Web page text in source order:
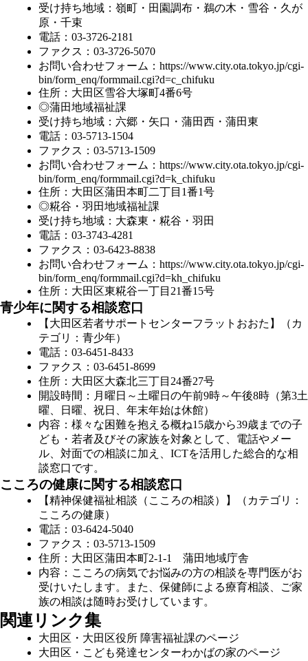
受け持ち地域：嶺町・田園調布・鵜の木・雪谷・久が
原・千束
電話：03-3726-2181
ファクス：03-3726-5070
お問い合わせフォーム： https://www.city.ota.tokyo.jp/cgi-
bin/form_enq/formmail.cgi?d=c_chifuku
住所：大田区雪谷大塚町4番6号
◎蒲田地域福祉課
受け持ち地域：六郷・矢口・蒲田西・蒲田東
電話：03-5713-1504
ファクス：03-5713-1509
お問い合わせフォーム： https://www.city.ota.tokyo.jp/cgi-
bin/form_enq/formmail.cgi?d=k_chifuku
住所：大田区蒲田本町二丁目1番1号
◎糀谷・羽田地域福祉課
受け持ち地域：大森東・糀谷・羽田
電話：03-3743-4281
ファクス：03-6423-8838
お問い合わせフォーム： https://www.city.ota.tokyo.jp/cgi-
bin/form_enq/formmail.cgi?d=kh_chifuku
住所：大田区東糀谷一丁目21番15号
青少年に関する相談窓口
【大田区若者サポートセンターフラットおおた】（カ
テゴリ：青少年）
電話：03-6451-8433
ファクス：03-6451-8699
住所：大田区大森北三丁目24番27号
開設時間：月曜日～土曜日の午前9時～午後8時（第3土
曜、日曜、祝日、年末年始は休館）
内容：様々な困難を抱える概ね15歳から39歳までの子
ども・若者及びその家族を対象として、電話やメー
ル、対面での相談に加え、ICTを活用した総合的な相
談窓口です。
こころの健康に関する相談窓口
【精神保健福祉相談（こころの相談）】（カテゴリ：
こころの健康）
電話：03-6424-5040
ファクス：03-5713-1509
住所：大田区蒲田本町2-1-1 蒲田地域庁舎
内容：こころの病気でお悩みの方の相談を専門医がお
受けいたします。また、保健師による療育相談、ご家
族の相談は随時お受けしています。
関連リンク集
大田区・大田区役所 障害福祉課のページ
大田区・こども発達センターわかばの家のページ